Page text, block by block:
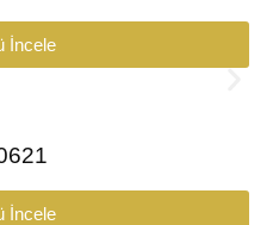
İncele
İncele